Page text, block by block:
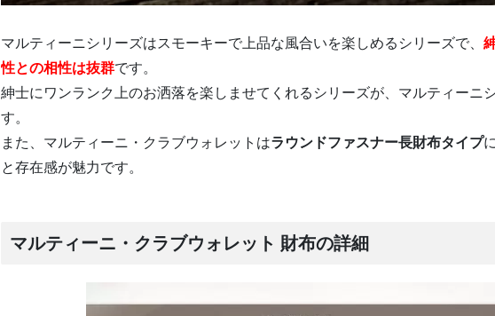
マルティーニシリーズはスモーキーで上品な風合いを楽しめるシリーズで、
性との相性は抜群です。
紳士にワンランク上のお洒落を楽しませてくれるシリーズが、マルティーニ
す。
また、マルティーニ・クラブウォレットはラウンドファスナー長財布タイプ
と存在感が魅力です。
マルティーニ・クラブウォレット 財布の詳細